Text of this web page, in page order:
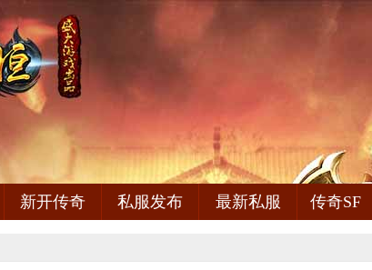
新开传奇 私服发布 最新私服 传奇SF